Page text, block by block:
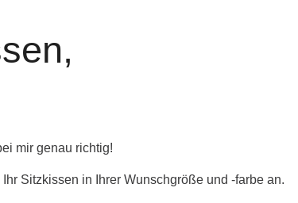
mir genau richtig!
Sitzkissen in Ihrer Wunschgröße und -farbe an.